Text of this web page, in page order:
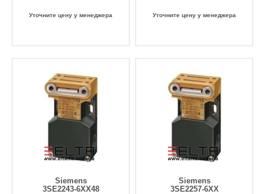
Уточните цену у менеджера Уточните цену у менеджера
Siemens
3SE2243-6XX48
Siemens
3SE2257-6XX